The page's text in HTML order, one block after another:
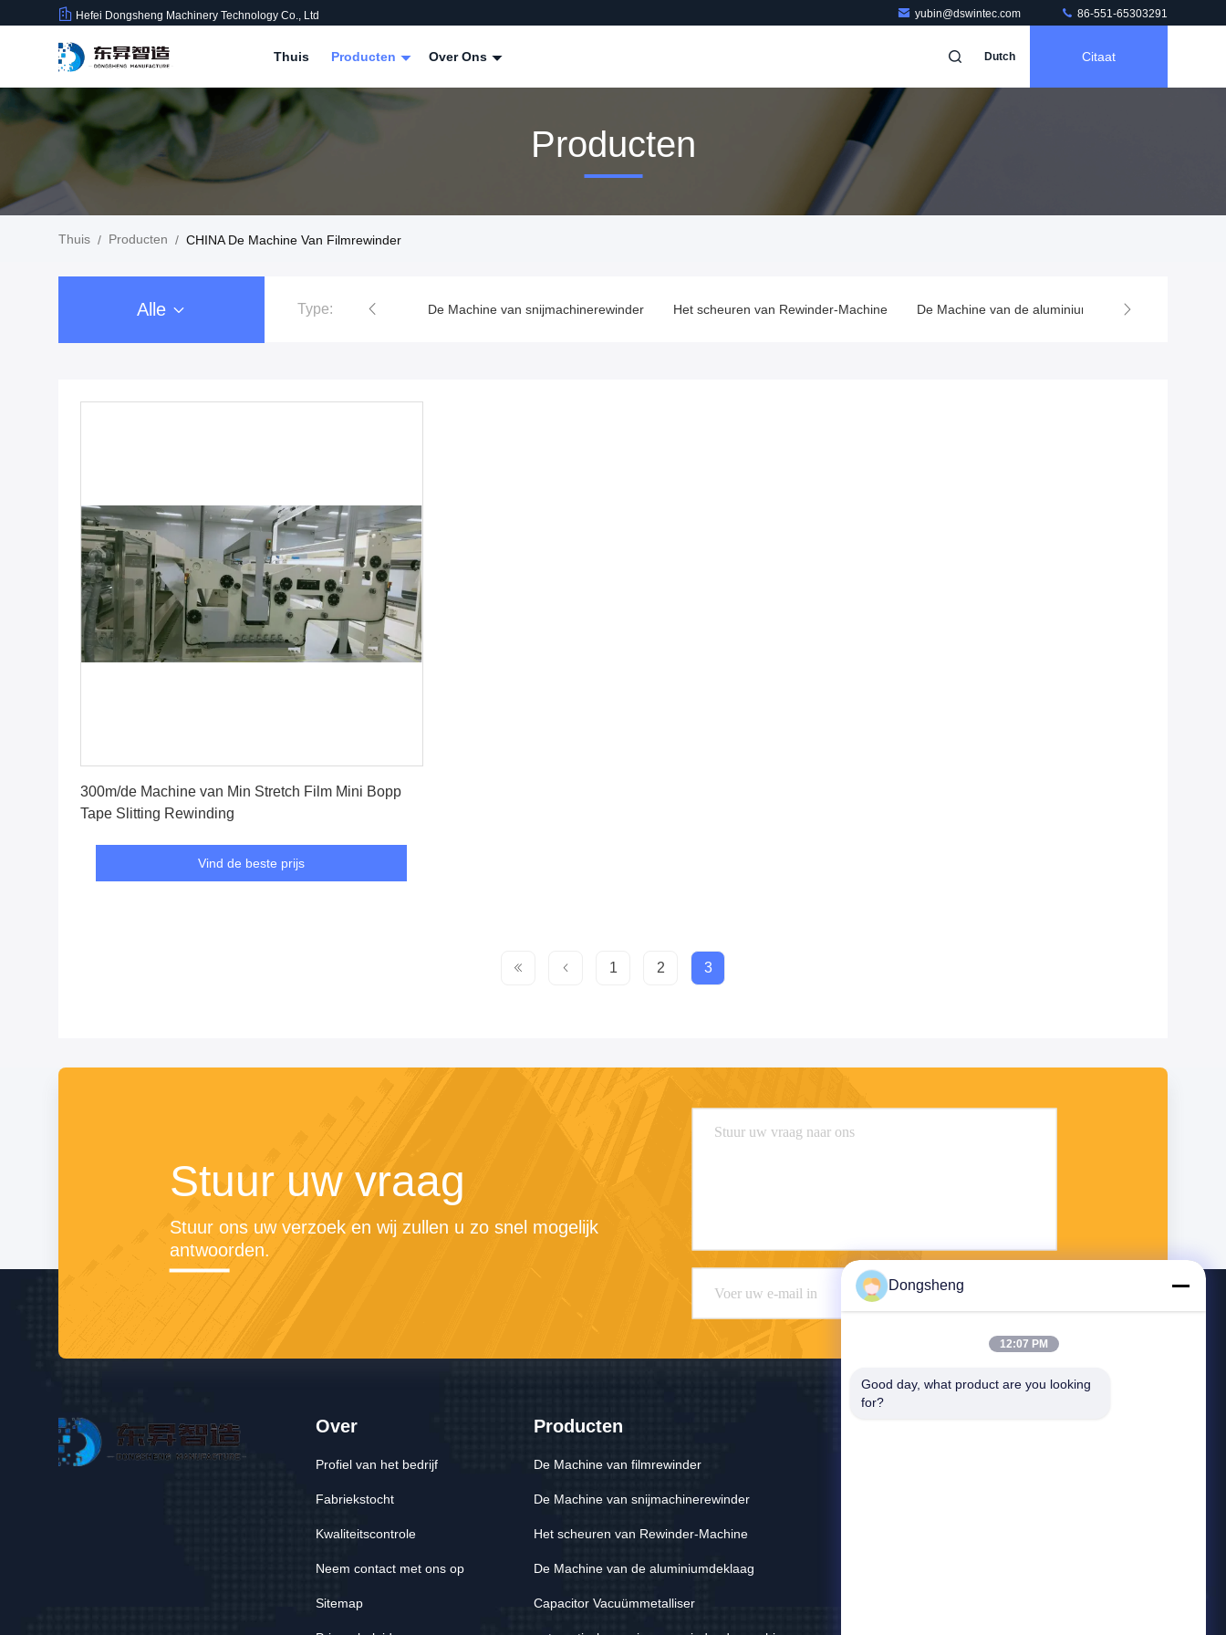
Hefei Dongsheng Machinery Technology Co., Ltd yubin@dswintec.com 86-551-65303291
Thuis Producten Over Ons Dutch Citaat
Producten
Thuis / Producten / CHINA De Machine Van Filmrewinder
Alle Type:
De Machine van filmrewinder De Machine van snijmachinerewinder Het scheuren van Rewinder-Machine De Machine van de aluminiumdeklaag
300m/de Machine van Min Stretch Film Mini Bopp
Tape Slitting Rewinding
Vind de beste prijs
1 2 3
Stuur uw vraag
Stuur ons uw verzoek en wij zullen u zo snel mogelijk
antwoorden.
Over
Profiel van het bedrijf
Fabriekstocht
Kwaliteitscontrole
Neem contact met ons op
Sitemap
Producten
De Machine van filmrewinder
De Machine van snijmachinerewinder
Het scheuren van Rewinder-Machine
De Machine van de aluminiumdeklaag
Capacitor Vacuümmetalliser
Dongsheng
12:07 PM
Good day, what product are you looking
for?